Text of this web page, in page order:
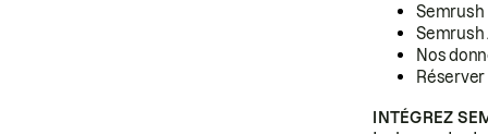
Semrush
Semrush
Nos
INTÉGREZ